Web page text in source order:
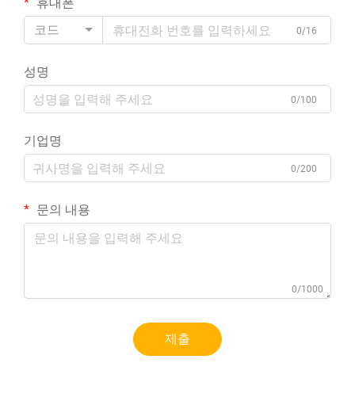
코드
0/16
성명
0/100
기업명
0/200
문의 내용
0/1000
제출